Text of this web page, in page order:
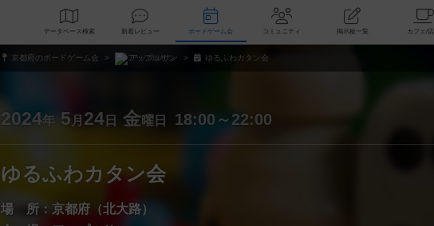
データベース 検索 新着レビュー ボードゲーム会 コミュニティ 掲示板一覧
京都府のボードゲーム会 アップルサン ゆるふわカタン会
2024年 5 月 24 日 金曜日 18:00～22:00
ゆるふわカタン会
場 所： 京都府（北大路）